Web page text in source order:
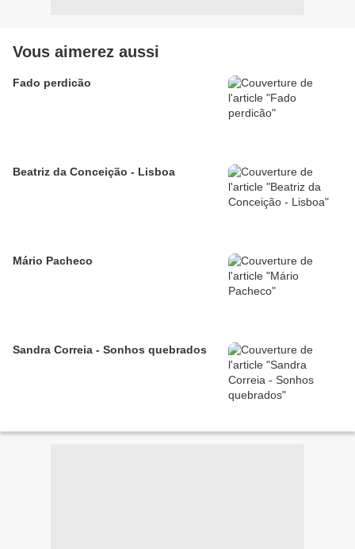
Vous aimerez aussi
Fado perdicão
Beatriz da Conceição - Lisboa
Mário Pacheco
Sandra Correia - Sonhos quebrados